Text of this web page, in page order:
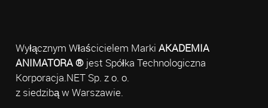
Wyłącznym Właścicielem Marki AKADEMIA
ANIMATORA ®jest Spółka Technologiczna
Korporacja.NET Sp. z o. o.
z siedzibą w Warszawie.